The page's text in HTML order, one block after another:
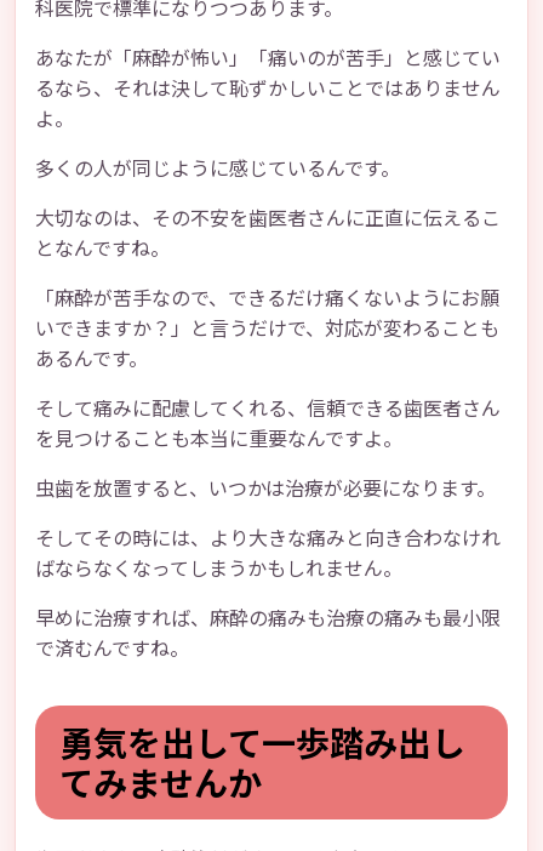
科医院で標準になりつつあります。
あなたが「麻酔が怖い」「痛いのが苦手」と感じてい
るなら、それは決して恥ずかしいことではありません
よ。
多くの人が同じように感じているんです。
大切なのは、その不安を歯医者さんに正直に伝えるこ
となんですね。
「麻酔が苦手なので、できるだけ痛くないようにお願
いできますか？」と言うだけで、対応が変わることも
あるんです。
そして痛みに配慮してくれる、信頼できる歯医者さん
を見つけることも本当に重要なんですよ。
虫歯を放置すると、いつかは治療が必要になります。
そしてその時には、より大きな痛みと向き合わなけれ
ばならなくなってしまうかもしれません。
早めに治療すれば、麻酔の痛みも治療の痛みも最小限
で済むんですね。
勇気を出して一歩踏み出し
てみませんか